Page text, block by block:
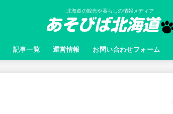
北海道の観光や暮らしの情報メディア
記事一覧 運営情報 お問い合わせフォーム